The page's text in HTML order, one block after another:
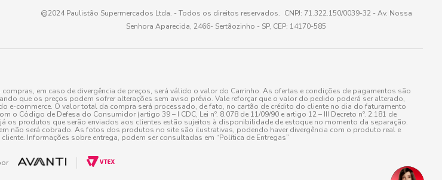
@2024 Paulistão Supermercados Ltda. - Todos os direitos reservados. CNPJ: 71.322.150/0039-32 - Av. Nossa
Senhora Aparecida, 2466- Sertãozinho - SP, CEP: 14170-585
em caso de divergência de preços, será válido o valor do Carrinho. As ofertas e condições de pagamentos são
que os preços podem sofrer alterações sem aviso prévio. Vale reforçar que o valor do pedido poderá ser alterado,
commerce. O valor total da compra será processado, de fato, no cartão de crédito do cliente no dia do faturamento
de Defesa do Consumidor (artigo 39 – I CDC, Lei nº. 8.078 de 11/09/90 e artigo 12 – III Decreto nº. 2.181 de
os produtos que serão enviados aos clientes estão sujeitos à disponibilidade de estoque no momento da separação.
não será cobrado. As fotos dos produtos no site são ilustrativas, podendo haver divergência com o produto real e
Informações sobre entrega, podem ser consultadas em “Política de Entregas”